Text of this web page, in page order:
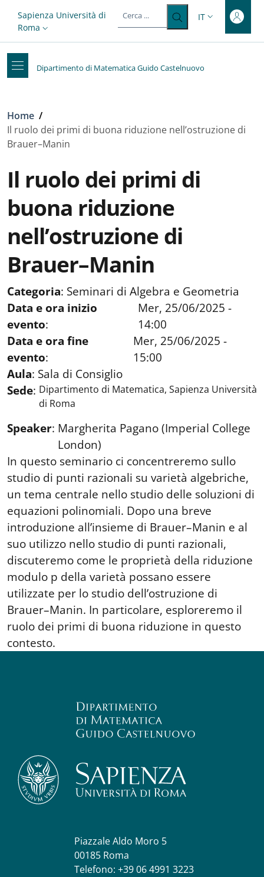
Top-level heading
Slim top
Sapienza Università di
Roma
SELETTORE
IT
Dipartimento di Matematica Guido Castelnuovo
Briciole di pane
Home /
Il ruolo dei primi di buona riduzione nell’ostruzione di
Brauer–Manin
Il ruolo dei primi di
buona riduzione
nell’ostruzione di
Brauer–Manin
Categoria: Seminari di Algebra e Geometria
Data e ora inizio
evento:
Mer, 25/06/2025 -
14:00
Data e ora fine
evento:
Mer, 25/06/2025 -
15:00
Aula: Sala di Consiglio
Sede: Dipartimento di Matematica, Sapienza Università
di Roma
Speaker: Margherita Pagano (Imperial College
London)
In questo seminario ci concentreremo sullo
studio di punti razionali su varietà algebriche,
un tema centrale nello studio delle soluzioni di
equazioni polinomiali. Dopo una breve
introduzione all’insieme di Brauer–Manin e al
suo utilizzo nello studio di punti razionali,
discuteremo come le proprietà della riduzione
modulo p della varietà possano essere
utilizzate per lo studio dell’ostruzione di
Brauer–Manin. In particolare, esploreremo il
ruolo dei primi di buona riduzione in questo
contesto.
Piazzale Aldo Moro 5
00185 Roma
Telefono: +39 06 4991 3223